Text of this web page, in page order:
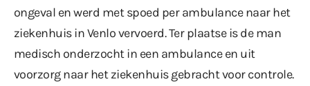
ongeval en werd met spoed per ambulance naar het
ziekenhuis in Venlo vervoerd. Ter plaatse is de man
medisch onderzocht in een ambulance en uit
voorzorg naar het ziekenhuis gebracht voor controle.